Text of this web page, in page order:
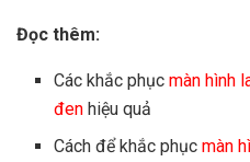
Đọc thêm:
Các khắc phục màn hình
đen hiệu quả
Cách để khắc phục màn